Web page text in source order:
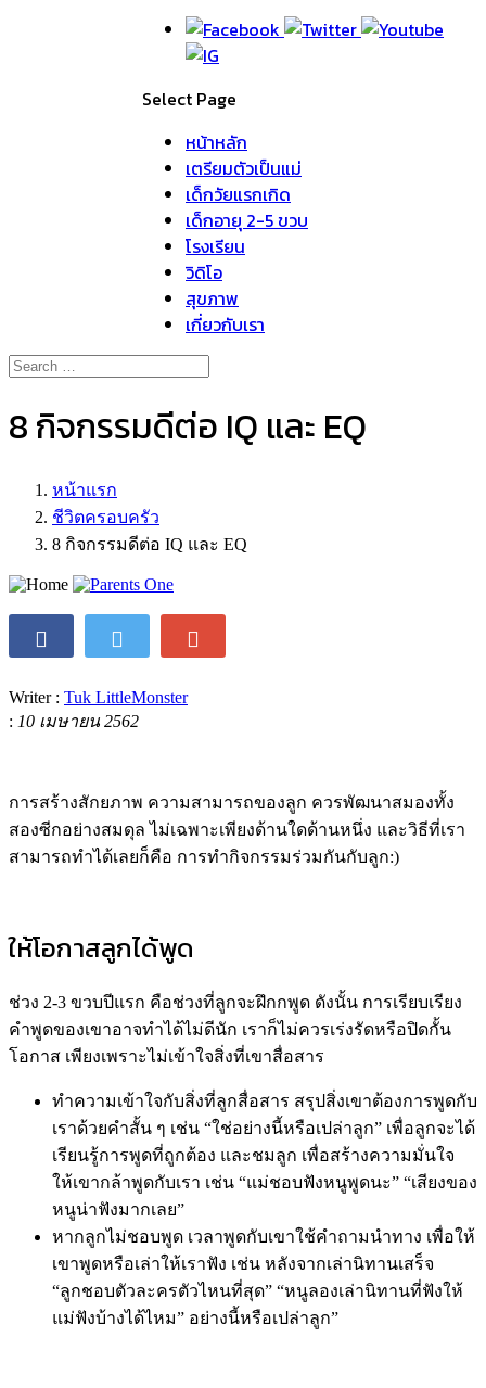
Select Page
หน้าหลัก
เตรียมตัวเป็นแม่
เด็กวัยแรกเกิด
เด็กอายุ 2-5 ขวบ
โรงเรียน
วิดิโอ
สุขภาพ
เกี่ยวกับเรา
8 กิจกรรมดีต่อ IQ และ EQ
หน้าแรก
ชีวิตครอบครัว
8 กิจกรรมดีต่อ IQ และ EQ
Writer : Tuk LittleMonster
: 10 เมษายน 2562
การสร้างสักยภาพ ความสามารถของลูก ควรพัฒนาสมองทั้ง
สองซีกอย่างสมดุล ไม่เฉพาะเพียงด้านใดด้านหนึ่ง และวิธีที่เรา
สามารถทำได้เลยก็คือ การทำกิจกรรมร่วมกันกับลูก:)
ให้โอกาสลูกได้พูด
ช่วง 2-3 ขวบปีแรก คือช่วงที่ลูกจะฝึกกพูด ดังนั้น การเรียบเรียง
คำพูดของเขาอาจทำได้ไม่ดีนัก เราก็ไม่ควรเร่งรัดหรือปิดกั้น
โอกาส เพียงเพราะไม่เข้าใจสิ่งที่เขาสื่อสาร
ทำความเข้าใจกับสิ่งที่ลูกสื่อสาร สรุปสิ่งเขาต้องการพูดกับ
เราด้วยคำสั้น ๆ เช่น “ใช่อย่างนี้หรือเปล่าลูก” เพื่อลูกจะได้
เรียนรู้การพูดที่ถูกต้อง และชมลูก เพื่อสร้างความมั่นใจ
ให้เขากล้าพูดกับเรา เช่น “แม่ชอบฟังหนูพูดนะ” “เสียงของ
หนูน่าฟังมากเลย”
หากลูกไม่ชอบพูด เวลาพูดกับเขาใช้คำถามนำทาง เพื่อให้
เขาพูดหรือเล่าให้เราฟัง เช่น หลังจากเล่านิทานเสร็จ
“ลูกชอบตัวละครตัวไหนที่สุด” “หนูลองเล่านิทานที่ฟังให้
แม่ฟังบ้างได้ไหม” อย่างนี้หรือเปล่าลูก”